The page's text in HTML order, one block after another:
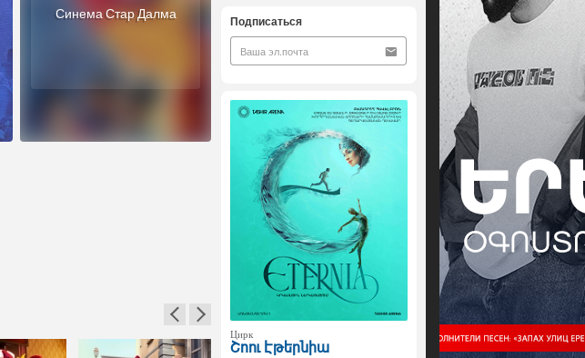
Синема Стар Далма
Подписаться
Цирк
Շոու Էթերնիա